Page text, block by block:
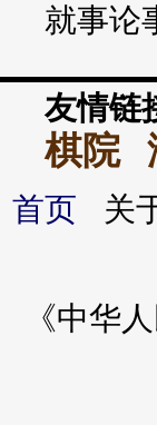
就事论
友情链
棋院
首页 关
《中华